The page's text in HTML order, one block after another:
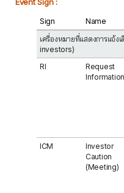
Sign Name
เครื่องหมายที่แสดงการแจ้
investors)
RI
Request
Information
ICM
Investor
Caution
(Meeting)